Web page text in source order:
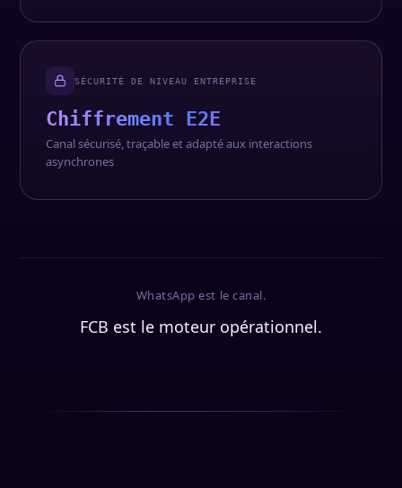
SÉCURITÉ DE NIVEAU ENTREPRISE
Chiffrement E2E
Canal sécurisé, traçable et adapté aux interactions
asynchrones
WhatsApp est le canal.
FCB est le moteur opérationnel.